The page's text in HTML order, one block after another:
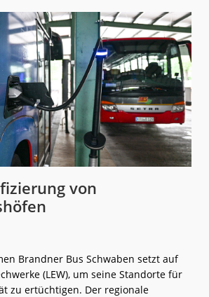
zum
von
Brandner Bus Schwaben setzt auf
(LEW), um seine Standorte für
zu ertüchtigen. Der regionale